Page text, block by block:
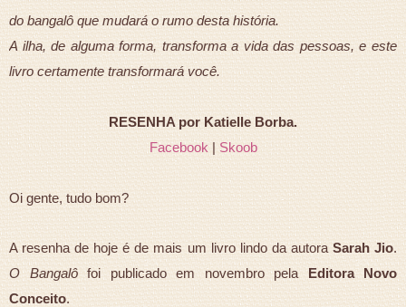
do bangalô que mudará o rumo desta história.
A ilha, de alguma forma, transforma a vida das pessoas, e este
livro certamente transformará você.
RESENHA por Katielle Borba.
Facebook|Skoob
Oi gente, tudo bom?
A resenha de hoje é de mais um livro lindo da autoraSarah Jio.
O Bangalôfoi publicado em novembro pela Editora Novo
Conceito.